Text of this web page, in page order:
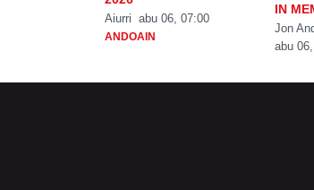
Aiurri abu 06, 07:00
ANDOAIN
IN
Jon
abu